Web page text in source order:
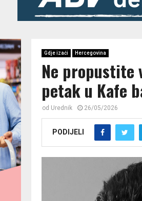
Gdje izaći Hercegovina
Ne propustite
petak u Kafe
od Urednik 26/05/2026
PODIJELI